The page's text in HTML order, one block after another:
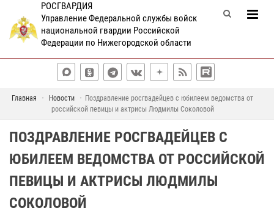
РОСГВАРДИЯ
Управление Федеральной службы войск
национальной гвардии Российской
Федерации по Нижегородской области
Главная Новости
Поздравление росгвадейцев с юбилеем ведомства от
российской певицы и актрисы Людмилы Соколовой
ПОЗДРАВЛЕНИЕ РОСГВАДЕЙЦЕВ С
ЮБИЛЕЕМ ВЕДОМСТВА ОТ РОССИЙСКОЙ
ПЕВИЦЫ И АКТРИСЫ ЛЮДМИЛЫ
СОКОЛОВОЙ